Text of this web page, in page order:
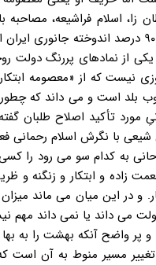
زا، اسلام فراشیعه،
گویند رژیم و به سایر وزرا می گویند «نخود»! و
از نمادهای پررنگ دولت
نیست که از «معصومه
بلد است و می داند که
تأکید اصلاح طلبان گفته
با نگرش اسلام رحمانی
به کدام سو می رود را
زاده و ابتکار و زنگنه
در این میان می ماند
داند یا نمی داند مهم
پر واضح آنکه بهشت را به
مسیر منوط به آن است که